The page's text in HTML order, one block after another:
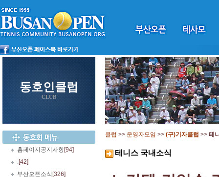
동호인클럽
CLUB
홈페이지공지사항[94]
.[42]
부산오픈소식 [326]
클럽 >> 운영자모임 >> (구)기자클럽 >> 테
테니스 국내소식